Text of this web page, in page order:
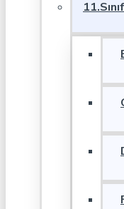
11.Sınıf